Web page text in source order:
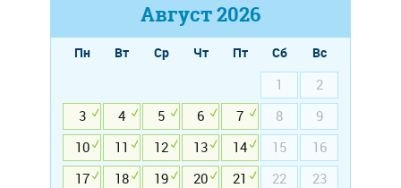
Август2026
Пн Вт Ср Чт Пт Сб
Вс
1
2
3
4 5 6 7 8
9
10
11 12 13 14 15
16
17
18 19 20 21 22
23